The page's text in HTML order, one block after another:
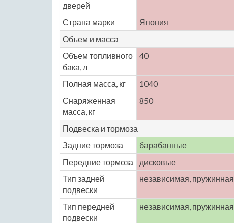
дверей
Страна марки Япония
Объем и масса
Объем топливного
бака, л
40
Полная масса, кг 1040
Снаряженная
масса, кг
850
Подвеска и тормоза
Задние тормоза
барабанные
Передние тормоза
дисковые
Тип задней
подвески
независимая, пружинная
Тип передней
подвески
независимая, пружинная